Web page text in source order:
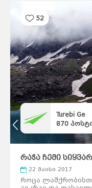
52
Turebi Ge
870
რაჭა ჩემი
22 მაისი 2017
როცა